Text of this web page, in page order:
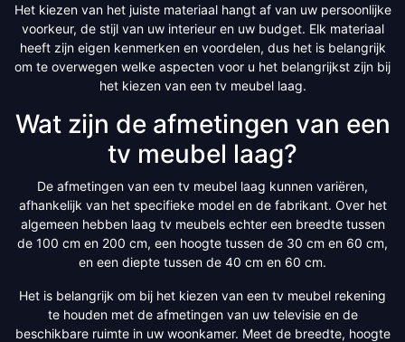
Het kiezen van het juiste materiaal hangt af van uw persoonlijke
voorkeur, de stijl van uw interieur en uw budget. Elk materiaal
heeft zijn eigen kenmerken en voordelen, dus het is belangrijk
om te overwegen welke aspecten voor u het belangrijkst zijn bij
het kiezen van een tv meubel laag.
Wat zijn de afmetingen van een
tv meubel laag?
De afmetingen van een tv meubel laag kunnen variëren,
afhankelijk van het specifieke model en de fabrikant. Over het
algemeen hebben laag tv meubels echter een breedte tussen
de 100 cm en 200 cm, een hoogte tussen de 30 cm en 60 cm,
en een diepte tussen de 40 cm en 60 cm.
Het is belangrijk om bij het kiezen van een tv meubel rekening
te houden met de afmetingen van uw televisie en de
beschikbare ruimte in uw woonkamer. Meet de breedte, hoogte